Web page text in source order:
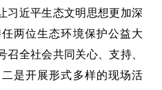
习近平生态文明思想更加深
两位生态环境保护公益大
全社会共同关心、支持、
是开展形式多样的现场活